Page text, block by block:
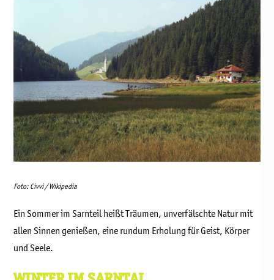
Foto: Civvi / Wikipedia
Ein Sommer im Sarnteil heißt Träumen, unverfälschte Natur mit
allen Sinnen genießen, eine rundum Erholung für Geist, Körper
und Seele.